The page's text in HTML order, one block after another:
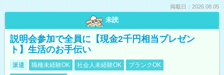
掲載日：2026.08.05
未読
説明会参加で全員に【現金2千円相当プレゼン
ト】生活のお手伝い
派遣 職種未経験OK 社会人未経験OK
ブランクOK